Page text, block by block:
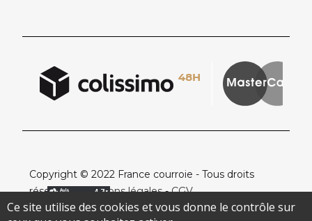
Copyright © 2022 France courroie - Tous droits
réservés -
Mentions légales-CGV
Ce site utilise des cookies et vous donne le contrôle sur